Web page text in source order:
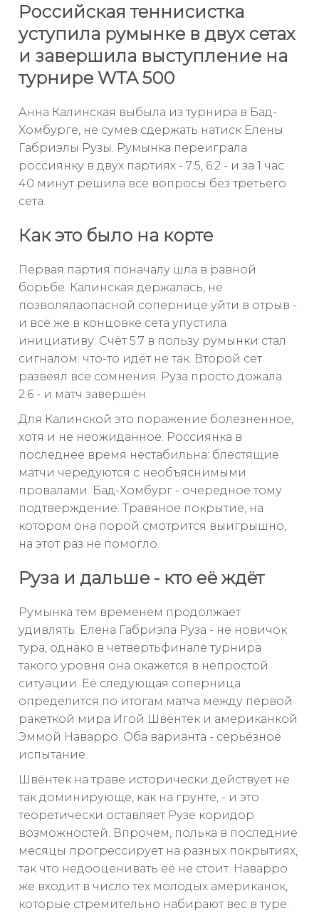
Российская теннисистка
уступила румынке в двух сетах
и завершила выступление на
турнире WTA 500
Анна Калинская выбыла из турнира в Бад-
Хомбурге, не сумев сдержать натиск Елены
Габриэлы Рузы. Румынка переиграла
россиянку в двух партиях - 7:5, 6:2 - и за 1 час
40 минут решила все вопросы без третьего
сета.
Как это было на корте
Первая партия поначалу шла в равной
борьбе. Калинская держалась, не
позволялаопасной сопернице уйти в отрыв -
и всё же в концовке сета упустила
инициативу. Счёт 5:7 в пользу румынки стал
сигналом: что-то идёт не так. Второй сет
развеял все сомнения. Руза просто дожала.
2:6 - и матч завершён.
Для Калинской это поражение болезненное,
хотя и не неожиданное. Россиянка в
последнее время нестабильна: блестящие
матчи чередуются с необъяснимыми
провалами. Бад-Хомбург - очередное тому
подтверждение. Травяное покрытие, на
котором она порой смотрится выигрышно,
на этот раз не помогло.
Руза и дальше - кто её ждёт
Румынка тем временем продолжает
удивлять. Елена Габриэла Руза - не новичок
тура, однако в четвертьфинале турнира
такого уровня она окажется в непростой
ситуации. Её следующая соперница
определится по итогам матча между первой
ракеткой мира Игой Швёнтек и американкой
Эммой Наварро. Оба варианта - серьёзное
испытание.
Швёнтек на траве исторически действует не
так доминирующе, как на грунте, - и это
теоретически оставляет Рузе коридор
возможностей. Впрочем, полька в последние
месяцы прогрессирует на разных покрытиях,
так что недооценивать её не стоит. Наварро
же входит в число тех молодых американок,
которые стремительно набирают вес в туре.